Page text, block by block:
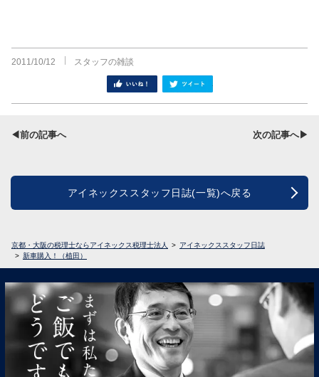
2011/10/12
スタッフの雑談
シェア
◀前の記事へ 次の記事へ▶
アイネックススタッフ日誌(一覧)へ戻る
京都・大阪の税理士ならアイネックス税理士法人
アイネックススタッフ日誌
新車購入！（植田）